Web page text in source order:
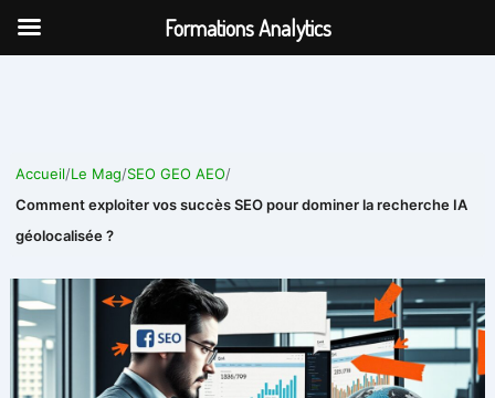
Aller
Accueil/Le Mag/SEO GEO AEO/
Comment exploiter vos succès SEO pour dominer la recherche IA
géolocalisée ?
Formations Analytics